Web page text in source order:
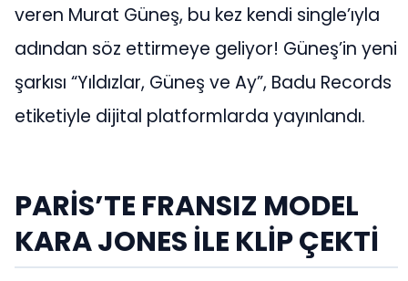
veren Murat Güneş, bu kez kendi single’ıyla
adından söz ettirmeye geliyor! Güneş’in yeni
şarkısı “Yıldızlar, Güneş ve Ay”, Badu Records
etiketiyle dijital platformlarda yayınlandı.
PARİS’TE FRANSIZ MODEL
KARA JONES İLE KLİP ÇEKTİ